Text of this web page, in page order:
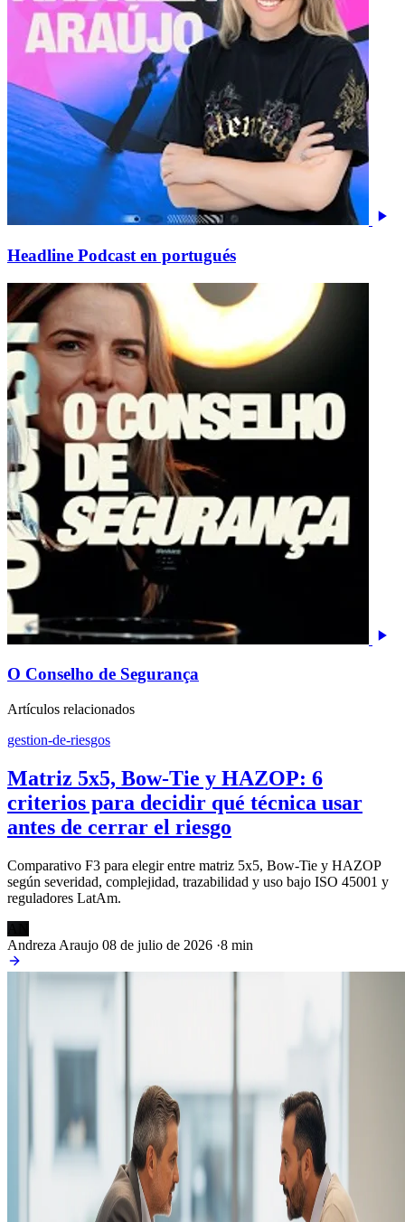
Headline Podcast en portugués
O Conselho de Segurança
Artículos relacionados
gestion-de-riesgos
Matriz 5x5, Bow-Tie y HAZOP: 6
criterios para decidir qué técnica usar
antes de cerrar el riesgo
Comparativo F3 para elegir entre matriz 5x5, Bow-Tie y HAZOP
según severidad, complejidad, trazabilidad y uso bajo ISO 45001 y
reguladores LatAm.
Andreza Araujo 08 de julio de 2026 ·8 min